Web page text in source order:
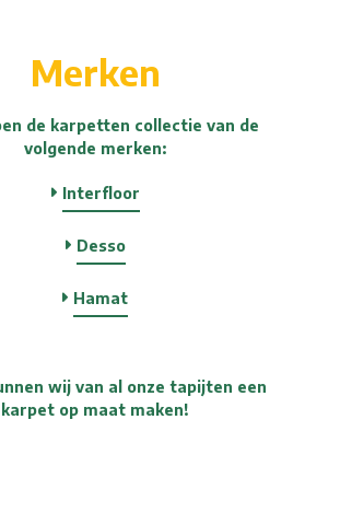
Merken
de karpetten collectie van de
volgende merken:
Interfloor
Desso
Hamat
wij van al onze tapijten een
karpet op maat maken!